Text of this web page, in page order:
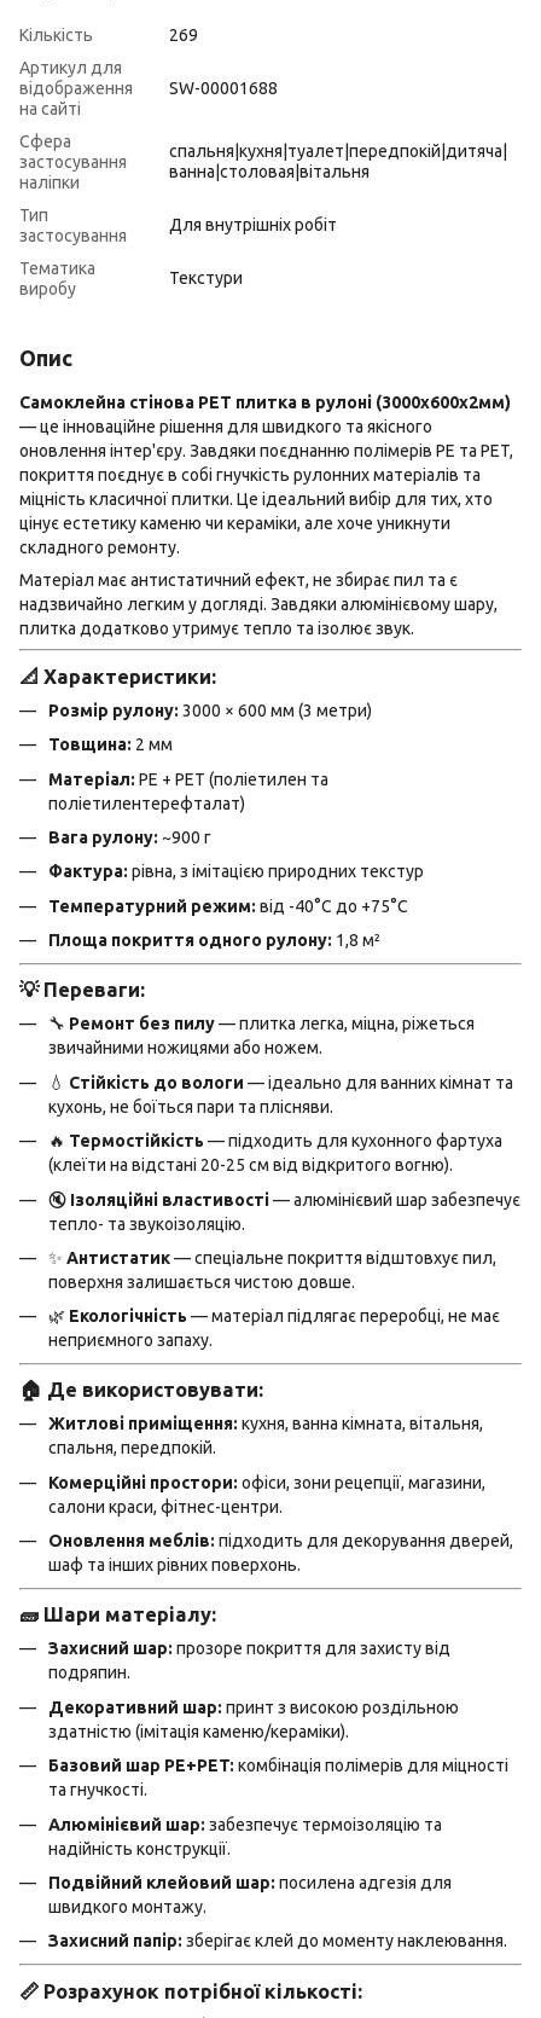
Кількість
269
Артикул для
відображення
на сайті
SW-00001688
Сфера
застосування
наліпки
спальня|кухня|туалет|передпокій|дитяча|
ванна|столовая|вітальня
Тип
застосування
Для внутрішніх робіт
Тематика
виробу
Текстури
Опис
Самоклейна стінова PET плитка в рулоні (3000х600х2мм)
— це інноваційне рішення для швидкого та якісного
оновлення інтер'єру. Завдяки поєднанню полімерів PE та PET,
покриття поєднує в собі гнучкість рулонних матеріалів та
міцність класичної плитки. Це ідеальний вибір для тих, хто
цінує естетику каменю чи кераміки, але хоче уникнути
складного ремонту.
Матеріал має антистатичний ефект, не збирає пил та є
надзвичайно легким у догляді. Завдяки алюмінієвому шару,
плитка додатково утримує тепло та ізолює звук.
📐 Характеристики:
Розмір рулону: 3000 × 600 мм (3 метри)
Товщина: 2 мм
Матеріал: PE + PET (поліетилен та
поліетилентерефталат)
Вага рулону: ~900 г
Фактура: рівна, з імітацією природних текстур
Температурний режим: від -40°C до +75°C
Площа покриття одного рулону: 1,8 м²
💡 Переваги:
🔧 Ремонт без пилу— плитка легка, міцна, ріжеться
звичайними ножицями або ножем.
💧 Стійкість до вологи — ідеально для ванних кімнат та
кухонь, не боїться пари та плісняви.
🔥 Термостійкість — підходить для кухонного фартуха
(клеїти на відстані 20-25 см від відкритого вогню).
🔇 Ізоляційні властивості— алюмінієвий шар забезпечує
тепло- та звукоізоляцію.
✨ Антистатик— спеціальне покриття відштовхує пил,
поверхня залишається чистою довше.
🌿 Екологічність — матеріал підлягає переробці, не має
неприємного запаху.
🏠 Де використовувати:
Житлові приміщення: кухня, ванна кімната, вітальня,
спальня, передпокій.
Комерційні простори: офіси, зони рецепції, магазини,
салони краси, фітнес-центри.
Оновлення меблів: підходить для декорування дверей,
шаф та інших рівних поверхонь.
🧱 Шари матеріалу:
Захисний шар: прозоре покриття для захисту від
подряпин.
Декоративний шар: принт з високою роздільною
здатністю (імітація каменю/кераміки).
Базовий шар PE+PET: комбінація полімерів для міцності
та гнучкості.
Алюмінієвий шар: забезпечує термоізоляцію та
надійність конструкції.
Подвійний клейовий шар: посилена адгезія для
швидкого монтажу.
Захисний папір: зберігає клей до моменту наклеювання.
📏 Розрахунок потрібної кількості: